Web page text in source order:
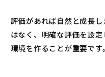
評価があれば自然と成長
はなく、明確な評価を設
環境を作ることが重要です。